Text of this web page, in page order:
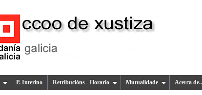
P. Interino Retribucións - Horario Mutualidade Acerca